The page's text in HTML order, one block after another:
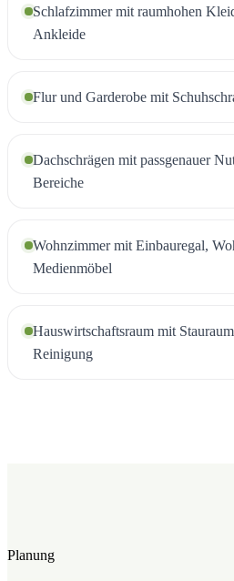
Schlafzimmer mit raumhohen
Ankleide
Flur und Garderobe mit
Dachschrägen mit passgenauer
Bereiche
Wohnzimmer mit Einbauregal,
Medienmöbel
Hauswirtschaftsraum mit
Reinigung
Planung